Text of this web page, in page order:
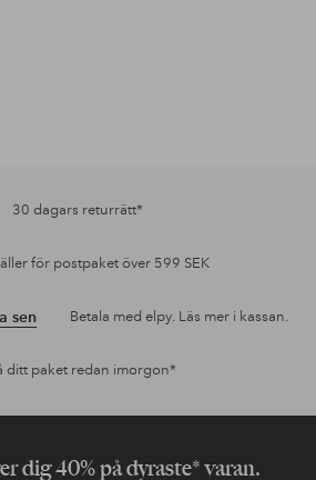
30 dagars returrätt*
för postpaket över 599 SEK
sen Betala med elpy. Läs mer i kassan.
ditt paket redan imorgon*
dig 40% på dyraste* varan.